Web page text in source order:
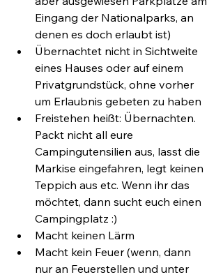
Eingang der Nationalparks, an
denen es doch erlaubt ist)
Übernachtet nicht in Sichtweite
eines Hauses oder auf einem
Privatgrundstück, ohne vorher
um Erlaubnis gebeten zu haben
Freistehen heißt: Übernachten.
Packt nicht all eure
Campingutensilien aus, lasst die
Markise eingefahren, legt keinen
Teppich aus etc. Wenn ihr das
möchtet, dann sucht euch einen
Campingplatz :)
Macht keinen Lärm
Macht kein Feuer (wenn, dann
nur an Feuerstellen und unter